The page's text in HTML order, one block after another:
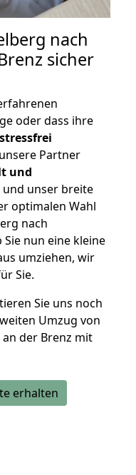
nach
sicher
oder dass ihre
Partner
und
und unser breite
optimalen Wahl
nach
nun eine kleine
umziehen, wir
Sie.
Sie uns noch
Umzug von
der Brenz mit
erhalten